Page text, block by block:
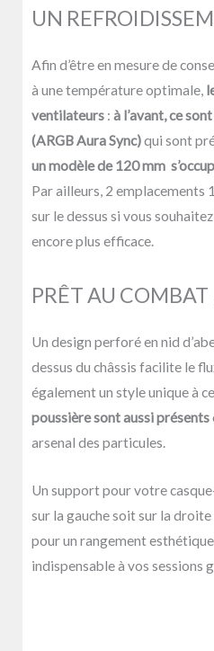
UN
Afin d’être en mesure de
à une température optimale,
ventilateurs : à l’avant, ce
(ARGB Aura Sync)qui sont
un modèle de 120 mm
Par ailleurs, 2 emplacements
sur le dessus si vous
encore plus efficace.
PRÊT AU COMBAT
Un design perforé en nid
dessus du châssis facilite le
également un style unique à
poussière sont aussi présents
arsenal des particules.
Un support pour votre
sur la gauche soit sur la
pour un rangement
indispensable à vos sessions